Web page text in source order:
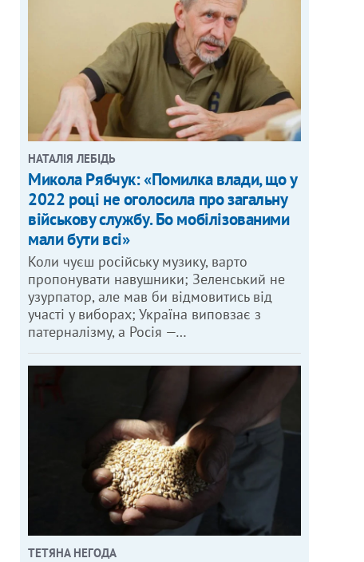
НАТАЛІЯ ЛЕБІДЬ
Микола Рябчук: «Помилка влади, що у
2022 році не оголосила про загальну
військову службу. Бо мобілізованими
мали бути всі»
Коли чуєш російську музику, варто
пропонувати навушники; Зеленський не
узурпатор, але мав би відмовитись від
участі у виборах; Україна виповзає з
патерналізму, а Росія —…
ТЕТЯНА НЕГОДА